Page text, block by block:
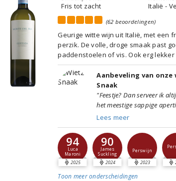
Fris tot zacht Italië -
(62 beoordelingen)
Geurige witte wijn uit Italië, met een
perzik. De volle, droge smaak past
paddenstoelen of vis. Ook erg lekker
Aanbeveling van
Snaak
"Feestje? Dan serveer ik
het meestige sappige
Lees meer
94
Luca
Maroni
2025
90
James
Suckling
2024
Perswijn
2023
Toon meeronderscheidingen